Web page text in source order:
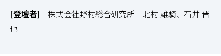
[登壇者] 株式会社野村総合研究所 北村 雄騎、石井 晋
也